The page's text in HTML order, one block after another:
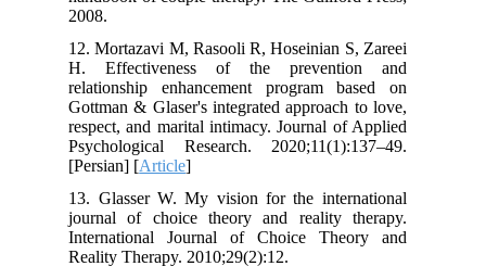
2008.
12. Mortazavi M, Rasooli R, Hoseinian S, Zareei
H. Effectiveness of the prevention and
relationship enhancement program based on
Gottman & Glaser's integrated approach to love,
respect, and marital intimacy. Journal of Applied
Psychological Research. 2020;11(1):137–49.
[Persian] [Article
13. Glasser W. My vision for the international
journal of choice theory and reality therapy.
International Journal of Choice Theory and
Reality Therapy. 2010;29(2):12.